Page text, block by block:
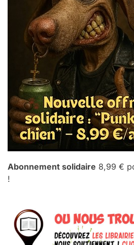
Abonnement solidaire 8,99 €
!